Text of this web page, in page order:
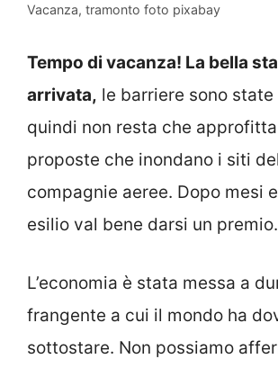
Vacanza, tramonto foto pixabay
Tempo di vacanza! La bella
arrivata, le barriere sono
quindi non resta che
proposte che inondano i siti
compagnie aeree. Dopo mesi
esilio val bene darsi un premio.
L’economia è stata messa a
frangente a cui il mondo ha
sottostare. Non possiamo